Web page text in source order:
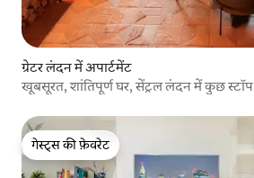
ग्रेटर लंदन में अपार्टमेंट
खूबसूरत, शांतिपूर्ण घर, सेंट्रल लंदन में कुछ स्टॉप
गेस्ट्स की फ़ेवरेट
गेस्ट्स की फ़ेवरेट